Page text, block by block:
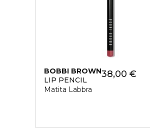
BOBBI BROWN
LIP PENCIL
Matita Labbra
38,00 €